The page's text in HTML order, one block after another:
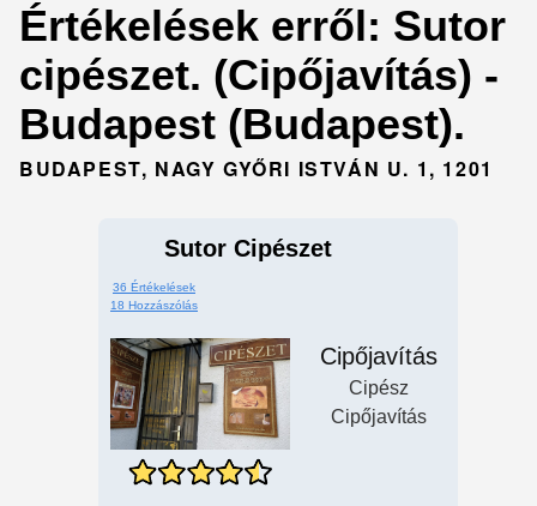
Értékelések erről: Sutor
cipészet. (Cipőjavítás) -
Budapest (Budapest).
BUDAPEST, NAGY GYŐRI ISTVÁN U. 1, 1201
Sutor Cipészet
36 Értékelések
18 Hozzászólás
Cipőjavítás
Cipész
Cipőjavítás